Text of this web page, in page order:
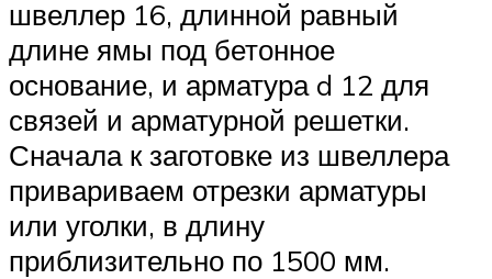
швеллер 16, длинной равный
длине ямы под бетонное
основание, и арматура d 12 для
связей и арматурной решетки.
Сначала к заготовке из швеллера
привариваем отрезки арматуры
или уголки, в длину
приблизительно по 1500 мм.